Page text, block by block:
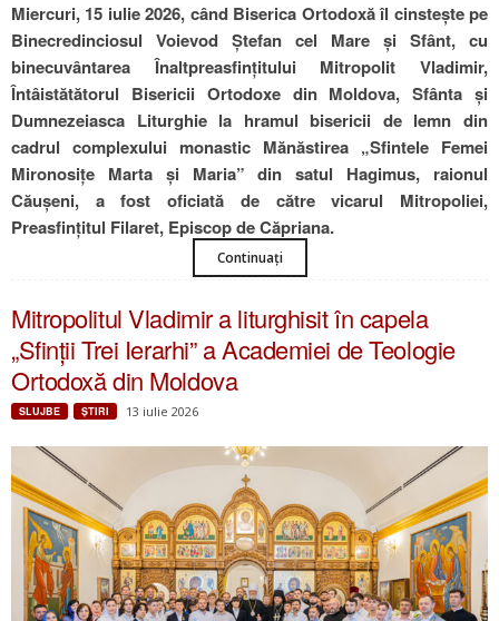
Miercuri, 15 iulie 2026, când Biserica Ortodoxă îl cinstește pe
Binecredinciosul Voievod Ștefan cel Mare și Sfânt, cu
binecuvântarea Înaltpreasfințitului Mitropolit Vladimir,
Întâistătătorul Bisericii Ortodoxe din Moldova, Sfânta și
Dumnezeiasca Liturghie la hramul bisericii de lemn din
cadrul complexului monastic Mănăstirea „Sfintele Femei
Mironosițe Marta și Maria” din satul Hagimus, raionul
Căușeni, a fost oficiată de către vicarul Mitropoliei,
Preasfințitul Filaret, Episcop de Căpriana.
Continuați
Mitropolitul Vladimir a liturghisit în capela
„Sfinții Trei Ierarhi” a Academiei de Teologie
Ortodoxă din Moldova
SLUJBE ŞTIRI 13 iulie 2026